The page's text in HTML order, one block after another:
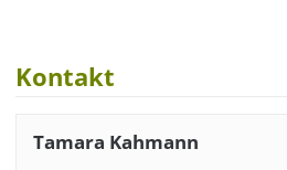
Kontakt
Tamara Kahmann